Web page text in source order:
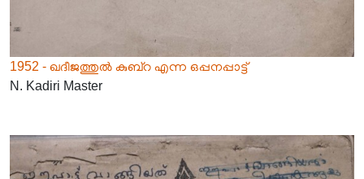
1952 - ഖദീജത്തുൽ കുബ്റ എന്ന ഒപ്പനപ്പാട്ട്
N. Kadiri Master